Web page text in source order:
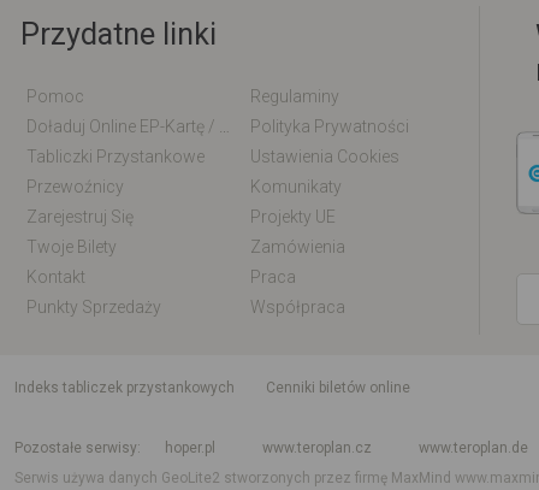
Przydatne linki
Pomoc
Regulaminy
Polityka Prywatności
Tabliczki Przystankowe
Ustawienia Cookies
Przewoźnicy
Komunikaty
Zarejestruj Się
Projekty UE
Twoje Bilety
Zamówienia
Kontakt
Praca
Punkty Sprzedaży
Współpraca
indeks tabliczek przystankowych
Cenniki biletów online
Pozostałe serwisy
hoper.pl www.teroplan.cz
www.teroplan.de
Serwis używa danych GeoLite2 stworzonych przez firmę MaxMind